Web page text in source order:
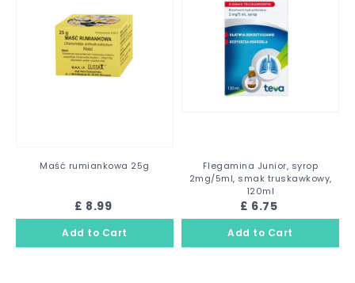
Maść rumiankowa 25g
£ 8.99
Flegamina Junior, syrop
2mg/5ml, smak truskawkowy,
120ml
£ 6.75